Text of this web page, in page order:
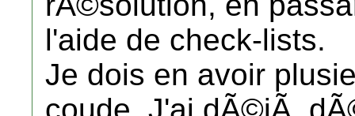
l'aide de check-lists.
Je dois en avoir